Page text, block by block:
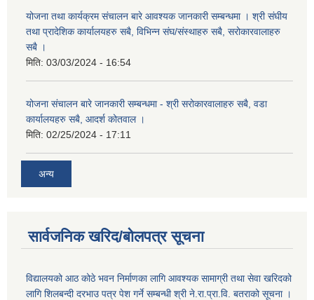
योजना तथा कार्यक्रम संचालन बारे आवश्यक जानकारी सम्बन्धमा । श्री संघीय
तथा प्रादेशिक कार्यालयहरु सबै, विभिन्‍न संघ/संस्थाहरु सबै, सरोकारवालाहरु
सबै ।
मिति: 03/03/2024 - 16:54
योजना संचालन बारे जानकारी सम्बन्धमा - श्री सरोकारवालाहरु सबै, वडा
कार्यालयहरु सबै, आदर्श कोतवाल ।
मिति: 02/25/2024 - 17:11
अन्य
सार्वजनिक खरिद/बोलपत्र सूचना
विद्यालयको आठ कोठे भवन निर्माणका लागि आवश्यक सामाग्री तथा सेवा खरिदको
लागि शिलबन्दी दरभाउ पत्र पेश गर्ने सम्बन्धी श्री ने.रा.प्रा.वि. बतराको सूचना ।